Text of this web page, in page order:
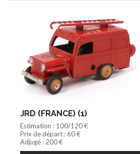
JRD (FRANCE) (1)
Estimation : 100/120 €
Prix de départ : 60 €
Adjugé : 200 €